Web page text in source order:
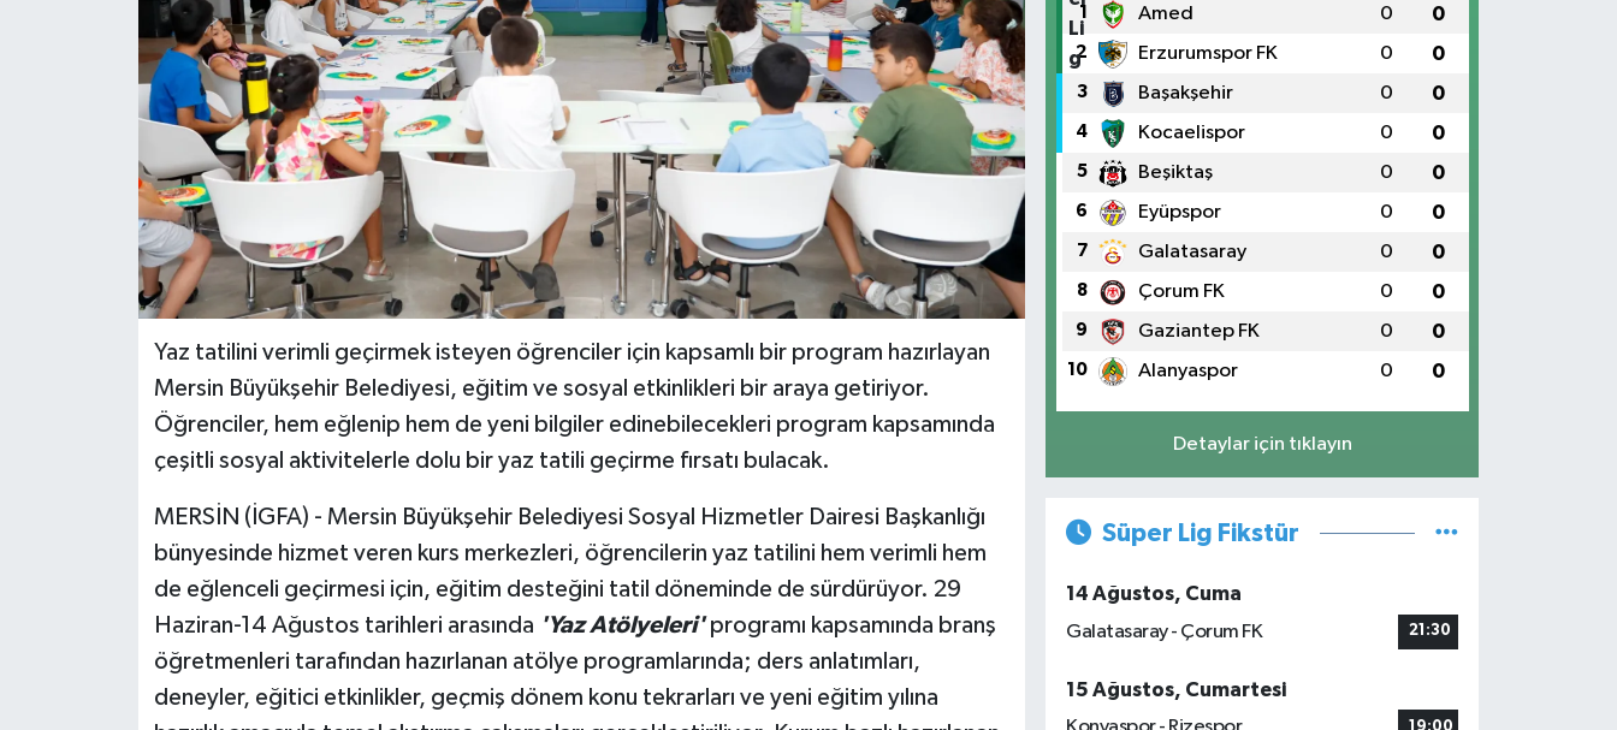
Yaz tatilini verimli geçirmek isteyen öğrenciler için kapsamlı bir program hazırlayan
Mersin Büyükşehir Belediyesi, eğitim ve sosyal etkinlikleri bir araya getiriyor.
Öğrenciler, hem eğlenip hem de yeni bilgiler edinebilecekleri program kapsamında
çeşitli sosyal aktivitelerle dolu bir yaz tatili geçirme fırsatı bulacak.
MERSİN (İGFA) - Mersin Büyükşehir Belediyesi Sosyal Hizmetler Dairesi Başkanlığı
bünyesinde hizmet veren kurs merkezleri, öğrencilerin yaz tatilini hem verimli hem
de eğlenceli geçirmesi için, eğitim desteğini tatil döneminde de sürdürüyor. 29
Haziran-14 Ağustos tarihleri arasında 'Yaz Atölyeleri'programı kapsamında branş
öğretmenleri tarafından hazırlanan atölye programlarında; ders anlatımları,
deneyler, eğitici etkinlikler, geçmiş dönem konu tekrarları ve yeni eğitim yılına
1 Amed 0 0
2 Erzurumspor FK 0 0
3 Başakşehir 0 0
4 Kocaelispor 0 0
5 Beşiktaş 0 0
6 Eyüpspor 0 0
7 Galatasaray 0 0
8 Çorum FK 0 0
9 Gaziantep FK 0 0
10 Alanyaspor 0 0
Detaylar için tıklayın
Süper Lig Fikstür
14 Ağustos, Cuma
Galatasaray - Çorum FK
21:30
15 Ağustos, Cumartesi
19:00